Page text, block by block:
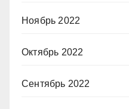
Ноябрь 2022
Октябрь 2022
Сентябрь 2022